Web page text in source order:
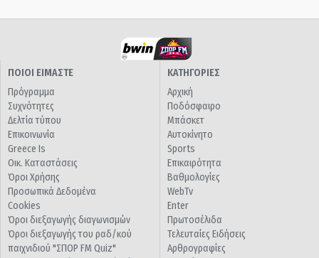
ΠΟΙΟΙ ΕΙΜΑΣΤΕ
Πρόγραμμα
Συχνότητες
Δελτία τύπου
Επικοινωνία
Greece Is
Οικ. Καταστάσεις
Όροι Χρήσης
Προσωπικά Δεδομένα
Cookies
Όροι διεξαγωγής διαγωνισμών
Όροι διεξαγωγής του ραδ/κού
παιχνιδιού "ΣΠΟΡ FM Quiz"
ΚΑΤΗΓΟΡΙΕΣ
Αρχική
Ποδόσφαιρο
Μπάσκετ
Αυτοκίνητο
Sports
Επικαιρότητα
Βαθμολογίες
WebTv
Enter
Πρωτοσέλιδα
Τελευταίες Ειδήσεις
Αρθρογραφίες